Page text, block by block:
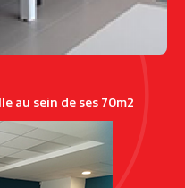
au sein de ses 70m2